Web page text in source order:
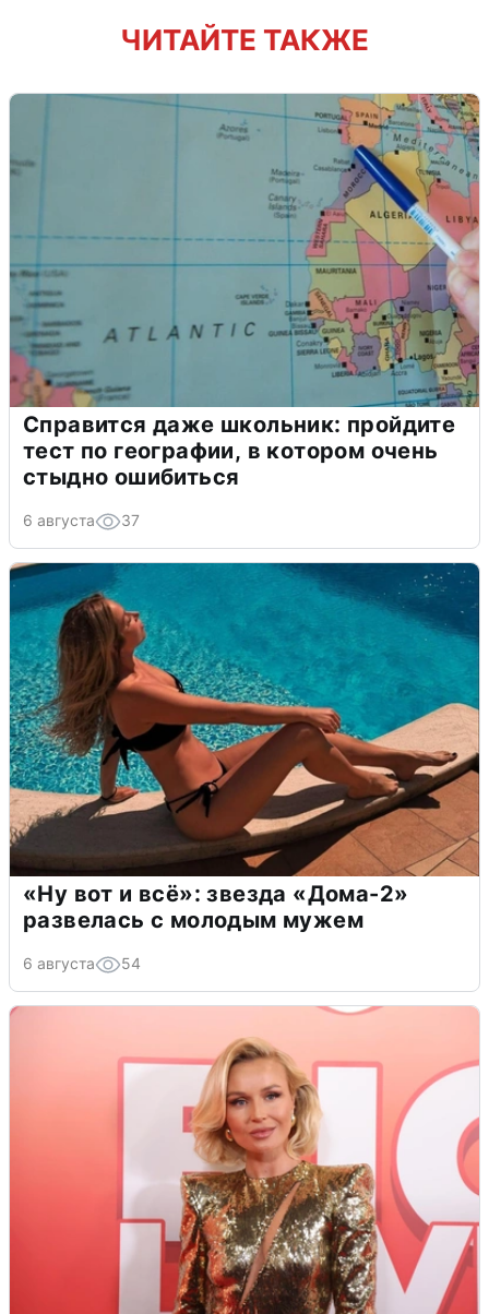
ЧИТАЙТЕ ТАКЖЕ
Справится даже школьник: пройдите
тест по географии, в котором очень
стыдно ошибиться
6 августа 37
«Ну вот и всё»: звезда «Дома-2»
развелась с молодым мужем
6 августа 54